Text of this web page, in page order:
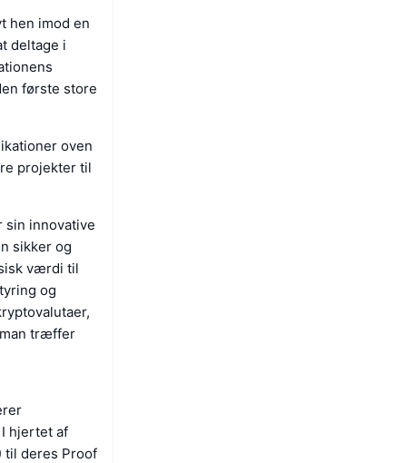
hen imod en
deltage i
første store
oven
projekter til
sin innovative
sikker og
værdi til
og
træffer
hjertet af
til deres Proof